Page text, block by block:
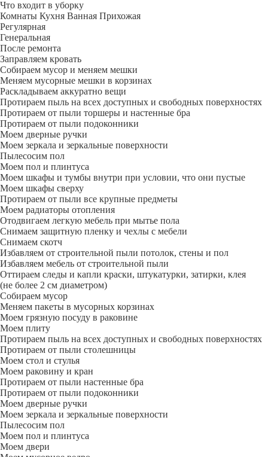
Что входит в уборку
Регу­лярная
Гене­ральная
После ремонта
Заправляем кровать
Собираем мусор и меняем мешки
Меняем мусорные мешки в корзинах
Раскладываем аккуратно вещи
Протираем пыль на всех доступных и свободных поверхностях
Протираем от пыли торшеры и настенные бра
Протираем от пыли подоконники
Моем дверные ручки
Моем зеркала и зеркальные поверхности
Пылесосим пол
Моем пол и плинтуса
Моем шкафы и тумбы внутри при условии, что они пустые
Моем шкафы сверху
Протираем от пыли все крупные предметы
Моем радиаторы отопления
Отодвигаем легкую мебель при мытье пола
Снимаем защитную пленку и чехлы с мебели
Снимаем скотч
Избавляем от строительной пыли потолок, стены и пол
Избавляем мебель от строительной пыли
Оттираем следы и капли краски, штукатурки, затирки, клея
(не более 2 см диаметром)
Собираем мусор
Меняем пакеты в мусорных корзинах
Моем грязную посуду в раковине
Моем плиту
Протираем пыль на всех доступных и свободных поверхностях
Протираем от пыли столешницы
Моем стол и стулья
Моем раковину и кран
Протираем от пыли настенные бра
Протираем от пыли подоконники
Моем дверные ручки
Моем зеркала и зеркальные поверхности
Пылесосим пол
Моем пол и плинтуса
Моем двери